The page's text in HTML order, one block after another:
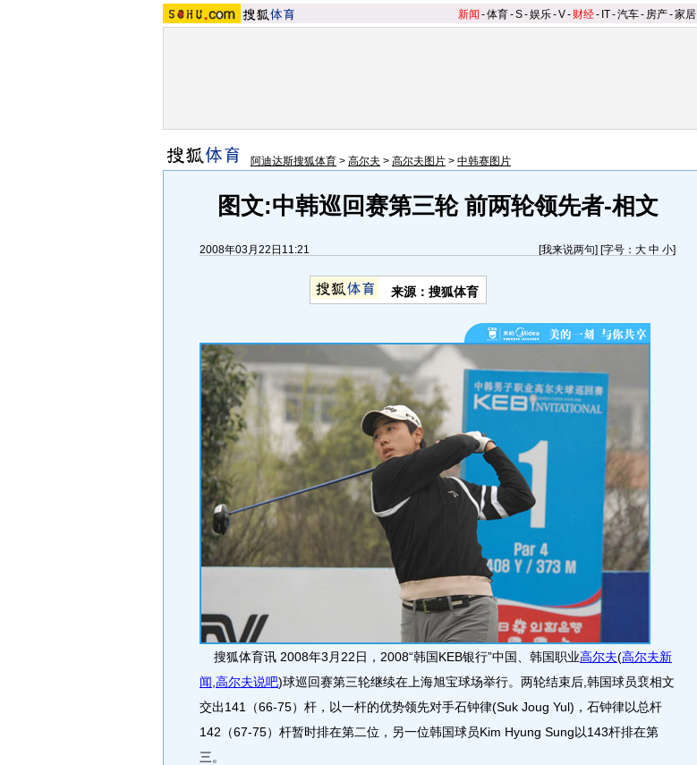
新闻 -体育-S-娱乐-V- 财经- IT-汽车- 房产-家居
阿迪达斯搜狐体育 > 高尔夫 > 高尔夫图片 > 中韩赛图片
图文:中韩巡回赛第三轮 前两轮领先者-相文
2008年03月22日11:21 [我来说两句] [字号： 大 中 小]
来源：搜狐体育
搜狐体育讯 2008年3月22日，2008“韩国KEB银行”中国、韩国职业高尔夫(高尔夫新
闻 高尔夫说吧)球巡回赛第三轮继续在上海旭宝球场举行。两轮结束后,韩国球员裵相文
交出141（66-75）杆，以一杆的优势领先对手石钟律(Suk Joug Yul)，石钟律以总杆
142（67-75）杆暂时排在第二位，另一位韩国球员Kim Hyung Sung以143杆排在第
三。